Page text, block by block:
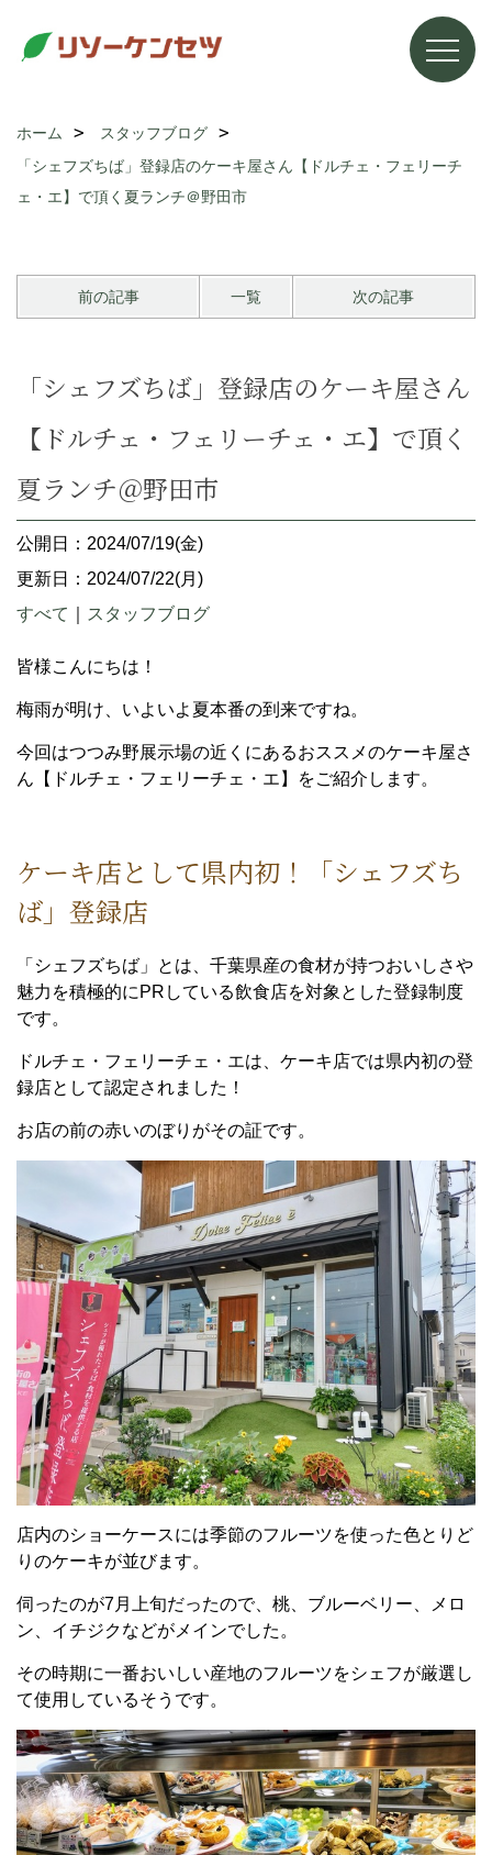
ホーム
スタッフブログ
「シェフズちば」登録店のケーキ屋さん【ドルチェ・フェリーチ
ェ・エ】で頂く夏ランチ＠野田市
前の記事 一覧 次の記事
「シェフズちば」登録店のケーキ屋さん
【ドルチェ・フェリーチェ・エ】で頂く
夏ランチ＠野田市
公開日：2024/07/19(金)
更新日：2024/07/22(月)
すべて
スタッフブログ
皆様こんにちは！
梅雨が明け、いよいよ夏本番の到来ですね。
今回はつつみ野展示場の近くにあるおススメのケーキ屋さ
ん【ドルチェ・フェリーチェ・エ】をご紹介します。
ケーキ店として県内初！「シェフズち
ば」登録店
「シェフズちば」とは、千葉県産の食材が持つおいしさや
魅力を積極的にPRしている飲食店を対象とした登録制度
です。
ドルチェ・フェリーチェ・エは、ケーキ店では県内初の登
録店として認定されました！
お店の前の赤いのぼりがその証です。
店内のショーケースには季節のフルーツを使った色とりど
りのケーキが並びます。
伺ったのが7月上旬だったので、桃、ブルーベリー、メロ
ン、イチジクなどがメインでした。
その時期に一番おいしい産地のフルーツをシェフが厳選し
て使用しているそうです。